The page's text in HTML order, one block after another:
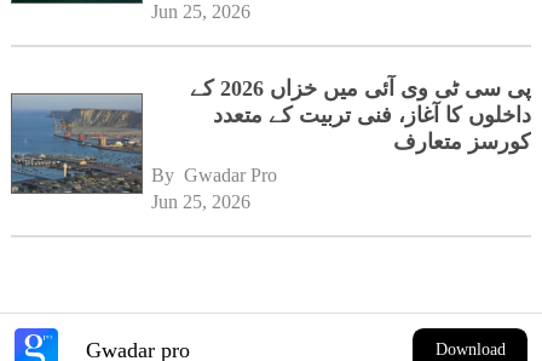
Jun 25, 2026
پی سی ٹی وی آئی میں خزاں 2026 کے
داخلوں کا آغاز، فنی تربیت کے متعدد
کورسز متعارف
By Gwadar Pro
Jun 25, 2026
Gwadar pro Download